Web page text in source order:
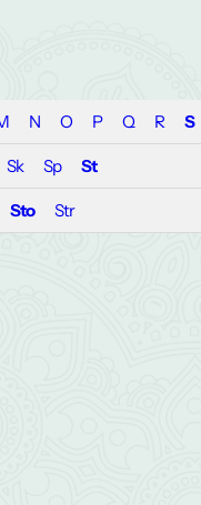
N O P Q R S
Sk Sp St
Sto Str